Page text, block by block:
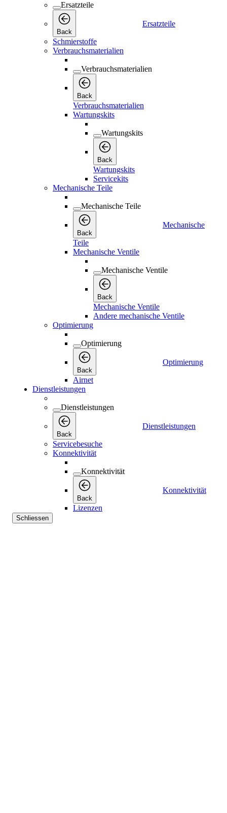
Ersatzteile
Back
Ersatzteile
Schmierstoffe
Verbrauchsmaterialien
Verbrauchsmaterialien
Back
Verbrauchsmaterialien
Wartungskits
Wartungskits
Back
Wartungskits
Servicekits
Mechanische Teile
Mechanische Teile
Back
Mechanische
Teile
Mechanische Ventile
Mechanische Ventile
Back
Mechanische Ventile
Andere mechanische Ventile
Optimierung
Optimierung
Back
Optimierung
Airnet
Dienstleistungen
Dienstleistungen
Back
Dienstleistungen
Servicebesuche
Konnektivität
Konnektivität
Back
Konnektivität
Lizenzen
Schliessen